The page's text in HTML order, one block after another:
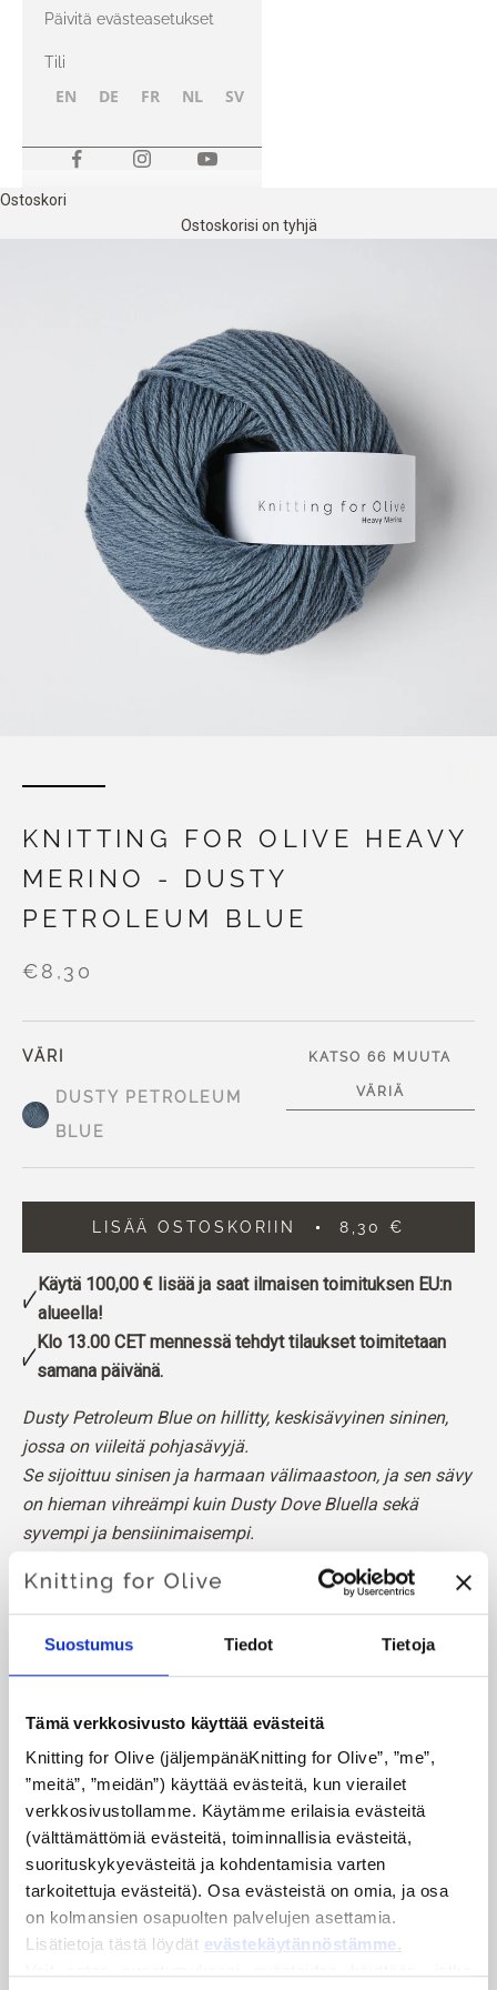
Suostumus Tiedot Tietoja
Tämä verkkosivusto käyttää evästeitä
Knitting for Olive (jäljempänäKnitting for Olive”, ”me”,
”meitä”, ”meidän”) käyttää evästeitä, kun vierailet
verkkosivustollamme. Käytämme erilaisia evästeitä
(välttämättömiä evästeitä, toiminnallisia evästeitä,
suorituskykyevästeitä ja kohdentamisia varten
tarkoitettuja evästeitä). Osa evästeistä on omia, ja osa
on kolmansien osapuolten palvelujen asettamia.
Lisätietoja tästä löydät evästekäytännöstämme.
kanssa
Päivitä evästeasetukset
Tili
EN DE FR NL SV
Ostoskori
Ostoskorisi on tyhjä
KNITTING FOR OLIVE HEAVY
MERINO - DUSTY
PETROLEUM BLUE
€8,30
VÄRI
DUSTY PETROLEUM
BLUE
KATSO 66 MUUTA
VÄRIÄ
LISÄÄ OSTOSKORIIN 8,30 €
Käytä 100,00 € lisää ja saat ilmaisen toimituksen EU:n
alueella!
Klo 13.00 CET mennessä tehdyt tilaukset toimitetaan
samana päivänä.
Dusty Petroleum Blue on hillitty, keskisävyinen sininen,
jossa on viileitä pohjasävyjä.
Se sijoittuu sinisen ja harmaan välimaastoon, ja sen sävy
on hieman vihreämpi kuin Dusty Dove Bluella sekä
syvempi ja bensiinimaisempi.
vaaleampi ja hillitympi.
Sävy: Viileä
Värikausi: Todellinen kesä
Knitting for Olive Heavy Merino koostuu 100 %
merinovillasta. Langalla on kaunis ja luonnollinen rakenne.
Se on pehmeä ja herkullinen lanka, joka on hieman
hienojakoisempi kuin ohut Merinolankamme.
Merinovillamme on peräisin Uudessa-Seelannissa
kasvatetuista lampaista, joissa ei käytetä muulia. Villa